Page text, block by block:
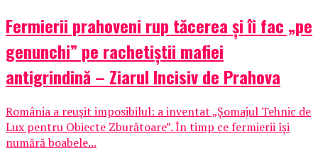
Fermierii prahoveni rup tăcerea și îi fac „pe
genunchi” pe rachetiștii mafiei
antigrindină – Ziarul Incisiv de Prahova
România a reușit imposibilul: a inventat „Șomajul Tehnic de
Lux pentru Obiecte Zburătoare”. În timp ce fermierii își
numără boabele...